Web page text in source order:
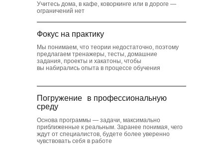
Учитесь дома, в кафе, коворкинге или в дороге —
ограничений нет
Погружение в профессиональную
среду
Основа программы — задачи, максимально
приближенные к реальным. Заранее понимая, чего
ждут от специалистов, будете более уверенно
чувствовать себя в работе
Фокус на практику
Мы понимаем, что теории недостаточно, поэтому
предлагаем тренажеры, тесты, домашние
задания, проекты и хакатоны, чтобы
вы набирались опыта в процессе обучения